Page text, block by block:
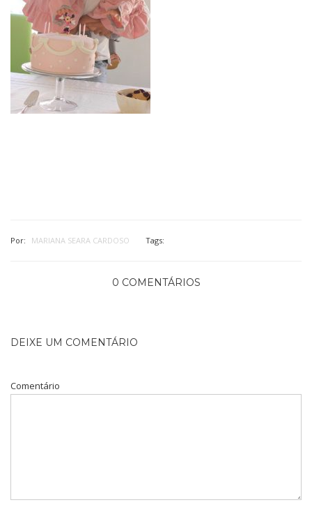
Por: MARIANA SEARA CARDOSO Tags:
0 COMENTÁRIOS
DEIXE UM COMENTÁRIO
Comentário